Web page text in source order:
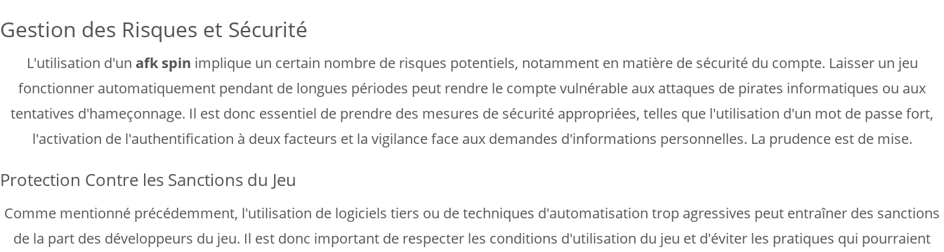
Gestion des Risques et Sécurité
L'utilisation d'un afk spin implique un certain nombre de risques potentiels, notamment en matière de sécurité du compte. Laisser un jeu
fonctionner automatiquement pendant de longues périodes peut rendre le compte vulnérable aux attaques de pirates informatiques ou aux
tentatives d'hameçonnage. Il est donc essentiel de prendre des mesures de sécurité appropriées, telles que l'utilisation d'un mot de passe fort,
l'activation de l'authentification à deux facteurs et la vigilance face aux demandes d'informations personnelles. La prudence est de mise.
Protection Contre les Sanctions du Jeu
Comme mentionné précédemment, l'utilisation de logiciels tiers ou de techniques d'automatisation trop agressives peut entraîner des sanctions
de la part des développeurs du jeu. Il est donc important de respecter les conditions d'utilisation du jeu et d'éviter les pratiques qui pourraient